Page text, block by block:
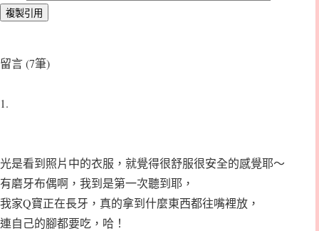
留言 (7筆)
1.
光是看到照片中的衣服，就覺得很舒服很安全的感覺耶～
有磨牙布偶啊，我到是第一次聽到耶，
我家Q寶正在長牙，真的拿到什麼東西都往嘴裡放，
連自己的腳都要吃，哈！